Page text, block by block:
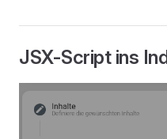
JSX-Script ins